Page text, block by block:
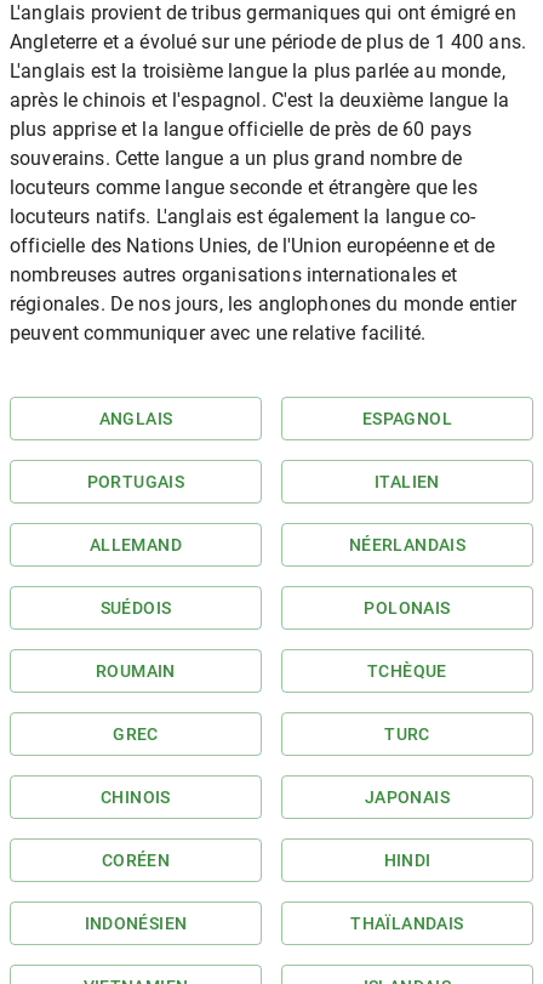
L'anglais provient de tribus germaniques qui ont émigré en
Angleterre et a évolué sur une période de plus de 1 400 ans.
L'anglais est la troisième langue la plus parlée au monde,
après le chinois et l'espagnol. C'est la deuxième langue la
plus apprise et la langue officielle de près de 60 pays
souverains. Cette langue a un plus grand nombre de
locuteurs comme langue seconde et étrangère que les
locuteurs natifs. L'anglais est également la langue co-
officielle des Nations Unies, de l'Union européenne et de
nombreuses autres organisations internationales et
régionales. De nos jours, les anglophones du monde entier
peuvent communiquer avec une relative facilité.
ANGLAIS ESPAGNOL
PORTUGAIS ITALIEN
ALLEMAND NÉERLANDAIS
SUÉDOIS POLONAIS
ROUMAIN TCHÈQUE
GREC TURC
CHINOIS JAPONAIS
CORÉEN HINDI
INDONÉSIEN THAÏLANDAIS